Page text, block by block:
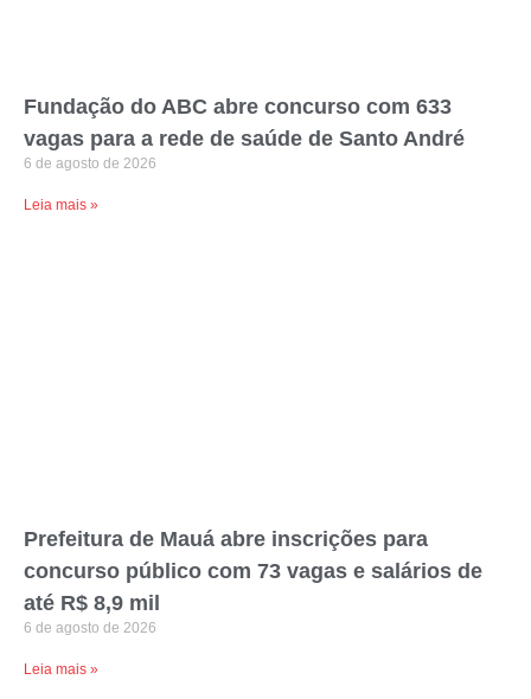
Fundação do ABC abre concurso com 633
vagas para a rede de saúde de Santo André
6 de agosto de 2026
Leia mais »
Prefeitura de Mauá abre inscrições para
concurso público com 73 vagas e salários de
até R$ 8,9 mil
6 de agosto de 2026
Leia mais »